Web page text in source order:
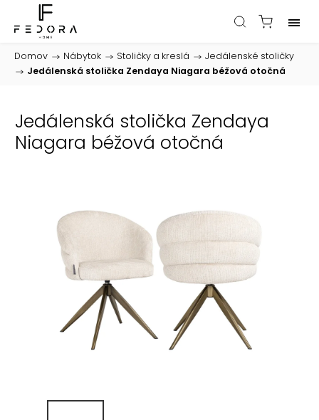
Domov / Nábytok / Stoličky a kreslá /
Jedálenské stoličky
/
Jedálenská stolička Zendaya Niagara béžová otočná
Jedálenská stolička Zendaya
Niagara béžová otočná